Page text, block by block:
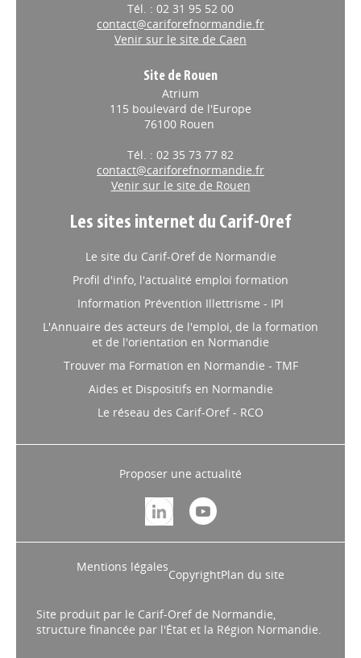
Tél. : 02 31 95 52 00
contact@cariforefnormandie.fr
Venir sur le site de Caen
Site de Rouen
Atrium
115 boulevard de l'Europe
76100 Rouen
Tél. : 02 35 73 77 82
contact@cariforefnormandie.fr
Venir sur le site de Rouen
Les sites internet du Carif-Oref
Le site du Carif-Oref de Normandie
Profil d'info, l'actualité emploi formation
Information Prévention Illettrisme - IPI
L'Annuaire des acteurs de l'emploi, de la formation
et de l'orientation en Normandie
Trouver ma Formation en Normandie - TMF
Aides et Dispositifs en Normandie
Le réseau des Carif-Oref - RCO
Proposer une actualité
Mentions légales
CopyrightPlan du site
Site produit par le Carif-Oref de Normandie,
structure financée par l'État et la Région Normandie.